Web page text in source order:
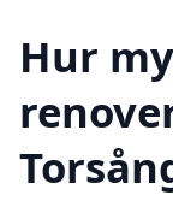
Hur